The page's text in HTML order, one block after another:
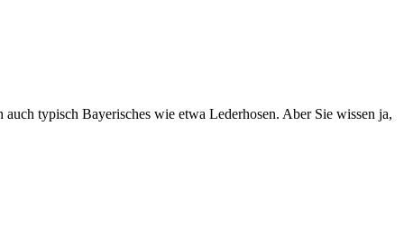
typisch Bayerisches wie etwa Lederhosen. Aber Sie wissen ja,